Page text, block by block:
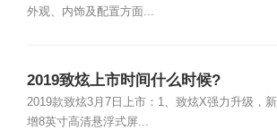
外观、内饰及配置方面...
2019致炫上市时间什么时候?
2019款致炫3月7日上市：1、致炫X强力升级，新
增8英寸高清悬浮式屏...